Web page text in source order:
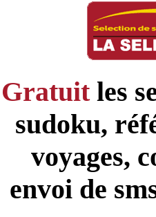
Gratuitles
sudoku,
voyages,
envoi de